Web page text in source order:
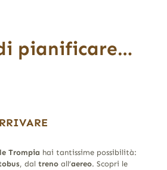
pianificare…
Trompia hai tantissime possibilità:
, dal trenoall’aereo. Scopri le